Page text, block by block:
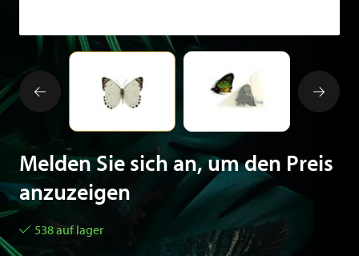
Melden Sie sich an, um den Preis
anzuzeigen
538 auf lager